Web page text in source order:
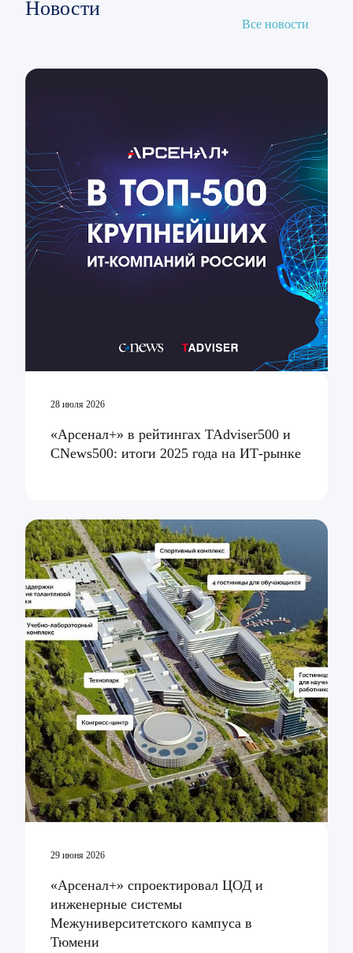
Новости
Все новости
28 июля 2026
«Арсенал+» в рейтингах TAdviser500 и
CNews500: итоги 2025 года на ИТ-рынке
29 июня 2026
«Арсенал+» спроектировал ЦОД и
инженерные системы
Межуниверситетского кампуса в
Тюмени